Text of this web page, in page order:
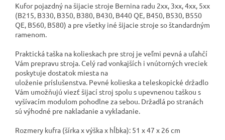
Kufor pojazdný na šijacie stroje Bernina radu 2xx, 3xx, 4xx, 5xx
(B215, B330, B350, B380, B430, B440 QE, B450, B530, B550
QE, B560, B580) a pre všetky iné šijacie stroje so štandardným
ramenom.
Praktická taška na kolieskach pre stroj je veľmi pevná a uľahčí
Vám prepravu stroja. Celý rad vonkajších i vnútorných vreciek
poskytuje dostatok miesta na
uloženie príslušenstva. Pevné kolieska a teleskopické držadlo
Vám umožňujú viezť šijací stroj spolu s upevnenou taškou s
vyšívacím modulom pohodlne za sebou. Držadlá po stranách
sú výhodné pre nakladanie a vykladanie.
Rozmery kufra (šírka x výška x hĺbka): 51 x 47 x 26 cm